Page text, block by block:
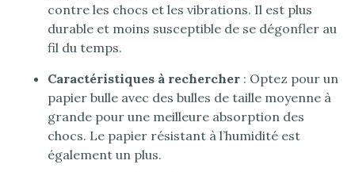
contre les chocs et les vibrations. Il est plus
durable et moins susceptible de se dégonfler au
fil du temps.
Caractéristiques à rechercher : Optez pour un
papier bulle avec des bulles de taille moyenne à
grande pour une meilleure absorption des
chocs. Le papier résistant à l’humidité est
également un plus.